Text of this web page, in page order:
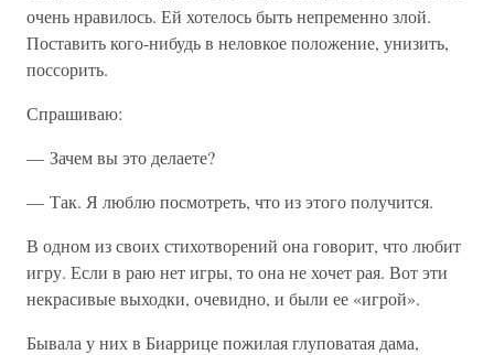
очень нравилось. Ей хотелось быть непременно злой.
Поставить кого-нибудь в неловкое положение, унизить,
поссорить.
Спрашиваю:
— Зачем вы это делаете?
— Так. Я люблю посмотреть, что из этого получится.
В одном из своих стихотворений она говорит, что любит
игру. Если в раю нет игры, то она не хочет рая. Вот эти
некрасивые выходки, очевидно, и были ее «игрой».
Бывала у них в Биаррице пожилая глуповатая дама,